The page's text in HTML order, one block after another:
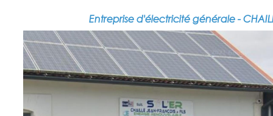
Entreprise d'électricité générale -